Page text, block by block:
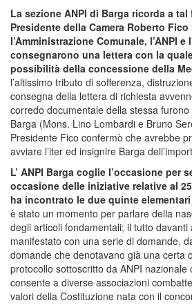
La sezione ANPI di Barga ricorda a
Presidente della Camera Roberto
l’Amministrazione Comunale, l’ANPI
consegnarono una lettera con la
possibilità della concessione della
l’altissimo tributo di sofferenza,
consegna della lettera di richiesta
corredo documentale della stessa
Barga (Mons. Lino Lombardi e Bruno
Presidente Fico confermò che avrebbe
avviare l’iter ed insignire Barga
L’ ANPI Barga coglie l’occasione
occasione delle iniziative relative al
ha incontrato le due quinte
è stato un momento per parlare della
degli articoli fondamentali; il tutto
manifestato con una serie di domande,
domande che denotavano già una certa
protocollo sottoscritto da ANPI
consente a diverse associazioni
valori della Costituzione nata con il